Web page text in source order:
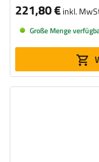
221,80 €inkl.
Große Menge